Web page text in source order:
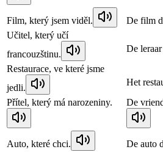
Film, který jsem viděl.
De film
Učitel, který učí
francouzštinu.
De
Restaurace, ve které jsme
jedli.
Het
Přítel, který má narozeniny.
De
Auto, které chci.
De auto